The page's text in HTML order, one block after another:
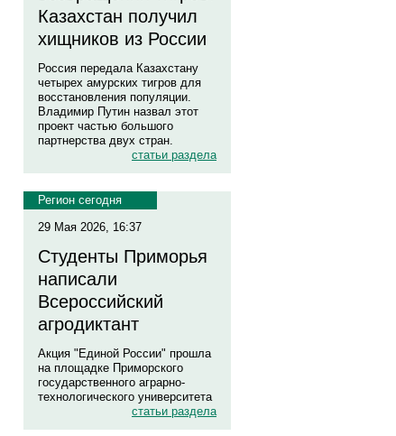
Казахстан получил
хищников из России
Россия передала Казахстану
четырех амурских тигров для
восстановления популяции.
Владимир Путин назвал этот
проект частью большого
партнерства двух стран.
статьи раздела
Регион сегодня
29 Мая 2026, 16:37
Студенты Приморья
написали
Всероссийский
агродиктант
Акция "Единой России" прошла
на площадке Приморского
государственного аграрно-
технологического университета
статьи раздела